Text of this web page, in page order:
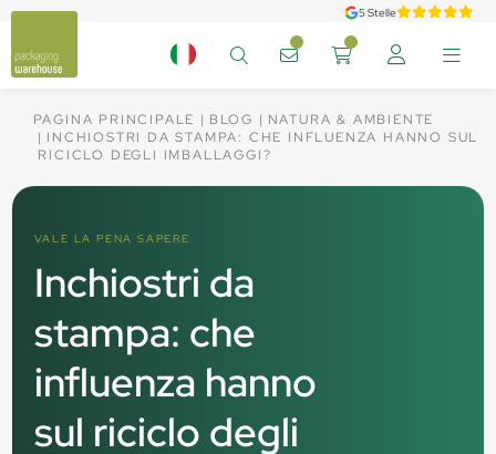
5 Stelle
PAGINA PRINCIPALE BLOG
NATURA & AMBIENTE
INCHIOSTRI DA STAMPA: CHE INFLUENZA HANNO SUL
RICICLO DEGLI IMBALLAGGI?
VALE LA PENA SAPERE
Inchiostri da
stampa: che
influenza hanno
sul riciclo degli